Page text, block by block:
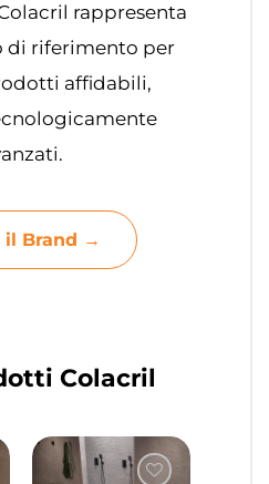
rappresenta
di riferimento per
affidabili,
il Brand →
Colacril